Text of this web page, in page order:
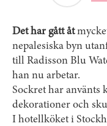
Det har gått åt
nepalesiska byn
till Radisson Blu
han nu arbetar.
Sockret har använts
dekorationer och
I hotellköket i